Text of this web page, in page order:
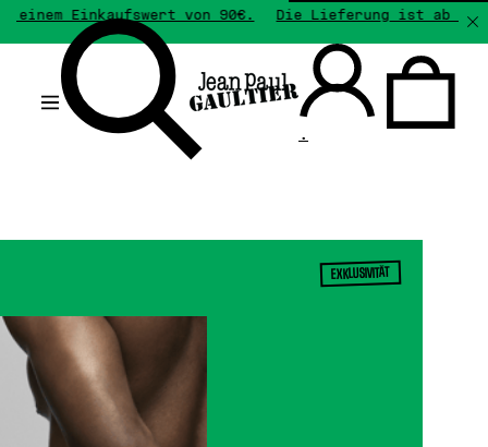
von 90€. Die Lieferung ist ab einem
.
EXKLUSIVITÄT